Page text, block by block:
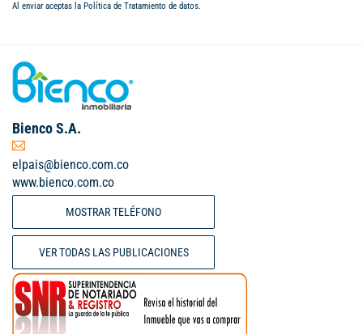
Al enviar aceptas la Política de Tratamiento de datos.
Bienco S.A.
elpais@bienco.com.co
www.bienco.com.co
MOSTRAR TELÉFONO
VER TODAS LAS PUBLICACIONES